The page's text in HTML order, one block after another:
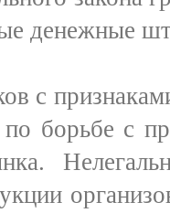
денежные
с
по борьбе с